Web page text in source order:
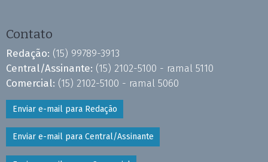
Contato
Redação: (15) 99789-3913
Central/Assinante: (15) 2102-5100 - ramal 5110
Comercial: (15) 2102-5100 - ramal 5060
Enviar e-mail para Redação
Enviar e-mail para Central/Assinante